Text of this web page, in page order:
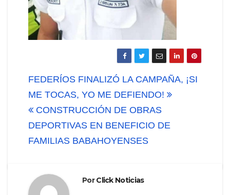
Navegación
de
entradas
FEDERÍOS FINALIZÓ LA CAMPAÑA, ¡SI
ME TOCAS, YO ME DEFIENDO!
CONSTRUCCIÓN DE OBRAS
DEPORTIVAS EN BENEFICIO DE
FAMILIAS BABAHOYENSES
PorClick Noticias